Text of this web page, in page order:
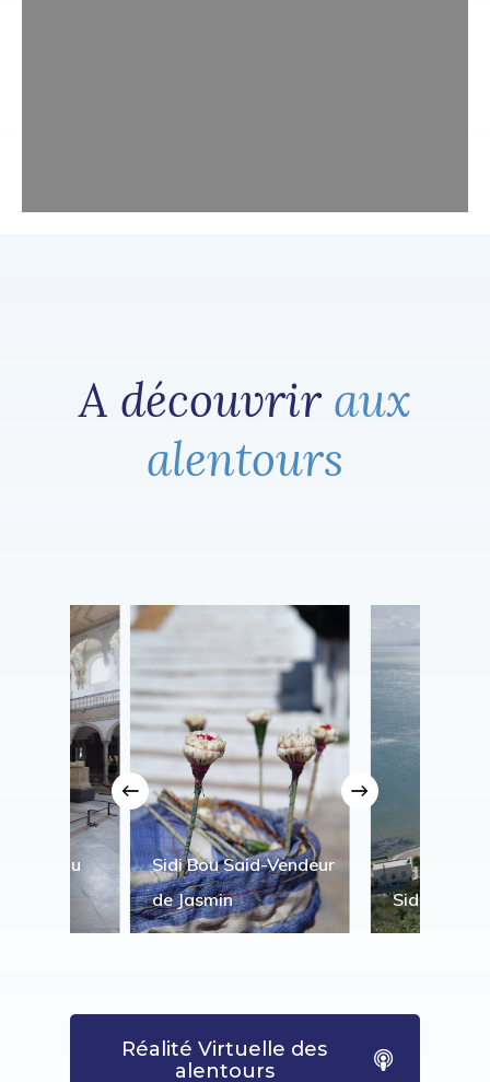
A découvrir aux
alentours
Sidi Bou Said-Vendeur
de Jasmin
Sidi Bou
du
Réalité Virtuelle des
alentours